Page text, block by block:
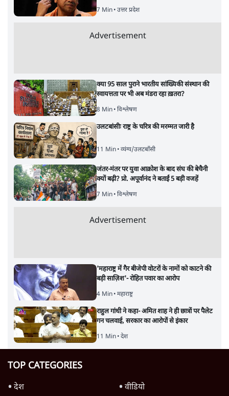
7 Min• उत्तर प्रदेश
Advertisement
क्या 95 साल पुराने भारतीय सांख्यिकी संस्थान की
स्वायत्तता पर भी अब मंडरा रहा ख़तरा?
8 Min• विश्लेषण
उलटबांसीः राष्ट्र के चरित्र की मरम्मत जारी है
11 Min• व्यंग्य/उलटबाँसी
जंतर-मंतर पर युवा आक्रोश के बाद संघ की बेचैनी
क्यों बढ़ी? प्रो. अपूर्वानंद ने बताईं 5 बड़ी वजहें
7 Min• विश्लेषण
Advertisement
'महाराष्ट्र में गैर बीजेपी वोटरों के नामों को काटने की
बड़ी साज़िश'- रोहित पवार का आरोप
4 Min• महाराष्ट्र
राहुल गांधी ने कहा- अमित शाह ने ही छात्रों पर पैलेट
गन चलवाई, सरकार का आरोपों से इंकार
11 Min• देश
TOP CATEGORIES
देश
वीडियो